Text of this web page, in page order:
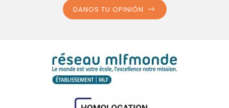
DANOS TU OPINIÓN